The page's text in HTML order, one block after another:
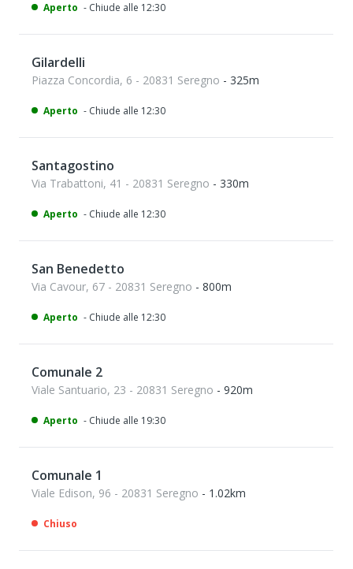
Aperto - Chiude alle 12:30
Gilardelli
Piazza Concordia, 6 - 20831 Seregno - 325m
Aperto - Chiude alle 12:30
Santagostino
Via Trabattoni, 41 - 20831 Seregno - 330m
Aperto - Chiude alle 12:30
San Benedetto
Via Cavour, 67 - 20831 Seregno - 800m
Aperto - Chiude alle 12:30
Comunale 2
Viale Santuario, 23 - 20831 Seregno - 920m
Aperto - Chiude alle 19:30
Comunale 1
Viale Edison, 96 - 20831 Seregno - 1.02km
Chiuso